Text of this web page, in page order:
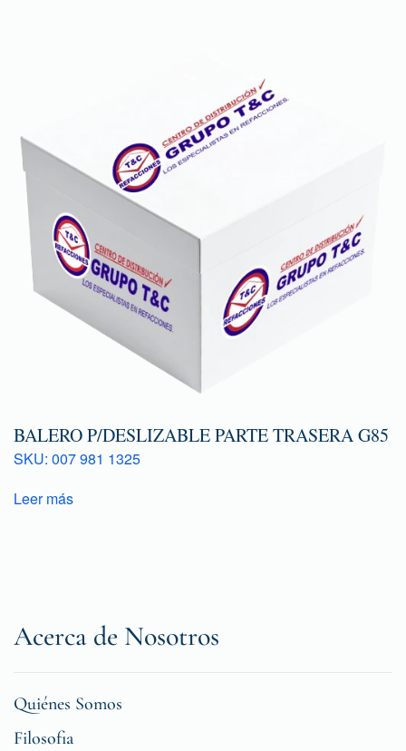
BALERO P/DESLIZABLE PARTE TRASERA G85
SKU: 007 981 1325
Leer más
Acerca de Nosotros
Quiénes Somos
Filosofia